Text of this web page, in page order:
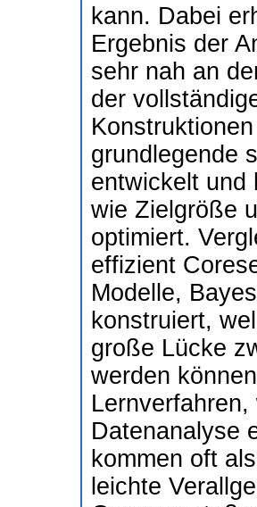
kann. Dabei
Ergebnis der
sehr nah an
der
grundlegende
entwickelt und
wie Zielgröße
optimiert.
effizient
Modelle,
konstruiert,
große Lücke
werden
Datenanalyse
kommen oft
leichte